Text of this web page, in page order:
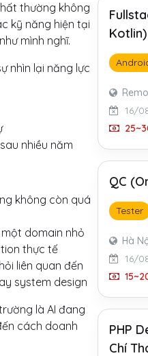
thường không
kỹ năng hiện tại
mình nghĩ.
nhìn lại năng lực
nhiều năm
không còn quá
domain nhỏ
thực tế
liên quan đến
system design
là AI đang
cách doanh
16/
QC
Tester
Hà
16/
PHP
Chí